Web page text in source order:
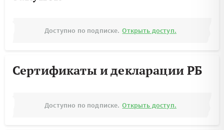
Доступно по подписке. Открыть доступ.
Сертификаты и декларации РБ
Доступно по подписке. Открыть доступ.